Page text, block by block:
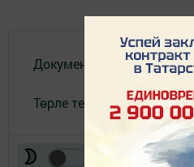
Документлар
Төрле темалар